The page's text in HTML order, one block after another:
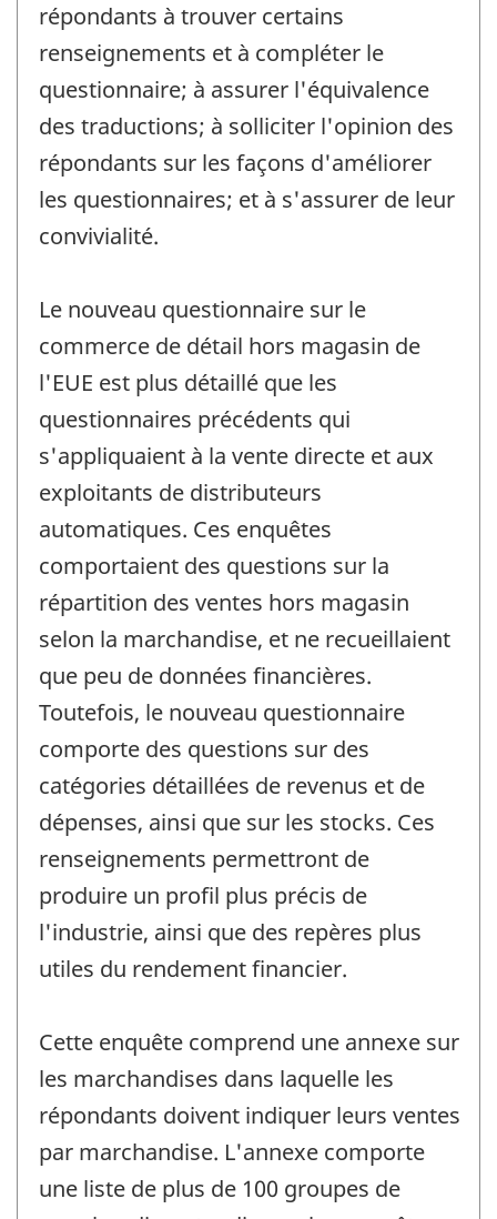
répondants à trouver certains
renseignements et à compléter le
questionnaire; à assurer l'équivalence
des traductions; à solliciter l'opinion des
répondants sur les façons d'améliorer
les questionnaires; et à s'assurer de leur
convivialité.
Le nouveau questionnaire sur le
commerce de détail hors magasin de
l'EUE est plus détaillé que les
questionnaires précédents qui
s'appliquaient à la vente directe et aux
exploitants de distributeurs
automatiques. Ces enquêtes
comportaient des questions sur la
répartition des ventes hors magasin
selon la marchandise, et ne recueillaient
que peu de données financières.
Toutefois, le nouveau questionnaire
comporte des questions sur des
catégories détaillées de revenus et de
dépenses, ainsi que sur les stocks. Ces
renseignements permettront de
produire un profil plus précis de
l'industrie, ainsi que des repères plus
utiles du rendement financier.
Cette enquête comprend une annexe sur
les marchandises dans laquelle les
répondants doivent indiquer leurs ventes
par marchandise. L'annexe comporte
une liste de plus de 100 groupes de